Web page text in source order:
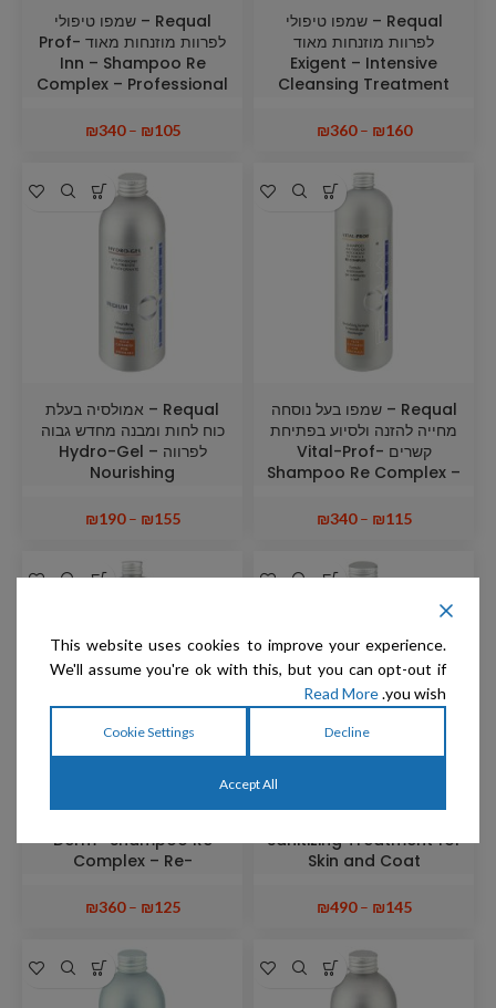
Requal – שמפו טיפולי
לפרוות מוזנחות מאוד
Exigent – Intensive
Cleansing Treatment
Greasy Coats
₪160
–
₪360
Requal – שמפו טיפולי
לפרוות מוזנחות מאוד Prof-
Inn – Shampoo Re
Complex – Professional
Neglected Coats
₪105
–
₪340
Requal – שמפו בעל נוסחה
מחייה להזנה ולסיוע בפתיחת
קשרים Vital-Prof-
Shampoo Re Complex –
Nourish and
₪115
–
₪340
Requal – אמולסיה בעלת
כוח לחות ומבנה מחדש גבוה
לפרווה Hydro-Gel –
Nourishing
Suspension
₪155
–
₪190
Sanitizing Treatment for
Skin and Coat
₪145
–
₪490
Derm- Shampoo Re
Complex – Re-
for Coat and Skin
₪125
–
₪360
This website uses cookies to improve your experience.
We'll assume you're ok with this, but you can opt-out if
you wish.
Read More
Decline
Cookie Settings
Accept All